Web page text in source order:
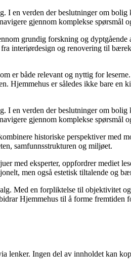
verden der beslutninger om bolig
gjennom komplekse spørsmål
grundig forskning og
interiørdesign og renovering til
er både relevant og nyttig for
Hjemmehus er således ikke bare en
verden der beslutninger om bolig
gjennom komplekse spørsmål
historiske perspektiver med
samfunnsstrukturen og miljøet.
med eksperter, oppfordrer mediet
men også estetisk tiltalende og
Med en forpliktelse til objektivitet
Hjemmehus til å forme fremtiden
lenker. Ingen del av innholdet kan